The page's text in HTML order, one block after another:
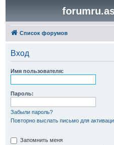
Список форумов
Вход
Имя пользователя:
Пароль:
Забыли пароль?
Повторно выслать письмо для
Запомнить меня